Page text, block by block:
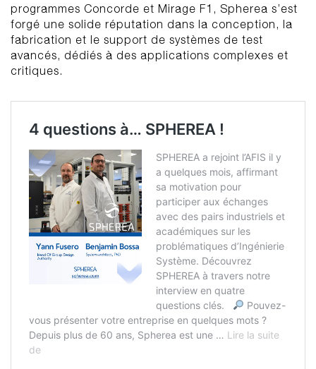
programmes Concorde et Mirage F1, Spherea s’est
forgé une solide réputation dans la conception, la
fabrication et le support de systèmes de test
avancés, dédiés à des applications complexes et
critiques.